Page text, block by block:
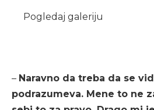
Pogledaj galeriju
– Naravno da treba da se
podrazumeva. Mene to ne